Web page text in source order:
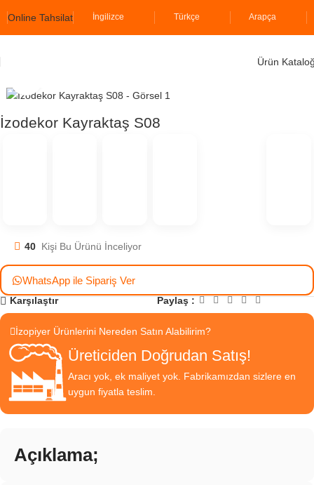
Online Tahsilat İngilizce Türkçe Arapça
Ürün
İzodekor Kayraktaş S08
40 Kişi Bu Ürünü İnceliyor
WhatsApp ile Sipariş Ver
Karşılaştır Paylaş :
İzopiyer Ürünlerini Nereden Satın Alabilirim?
Üreticiden Doğrudan Satış!
Aracı yok, ek maliyet yok. Fabrikamızdan sizlere en
uygun fiyatla teslim.
Açıklama;